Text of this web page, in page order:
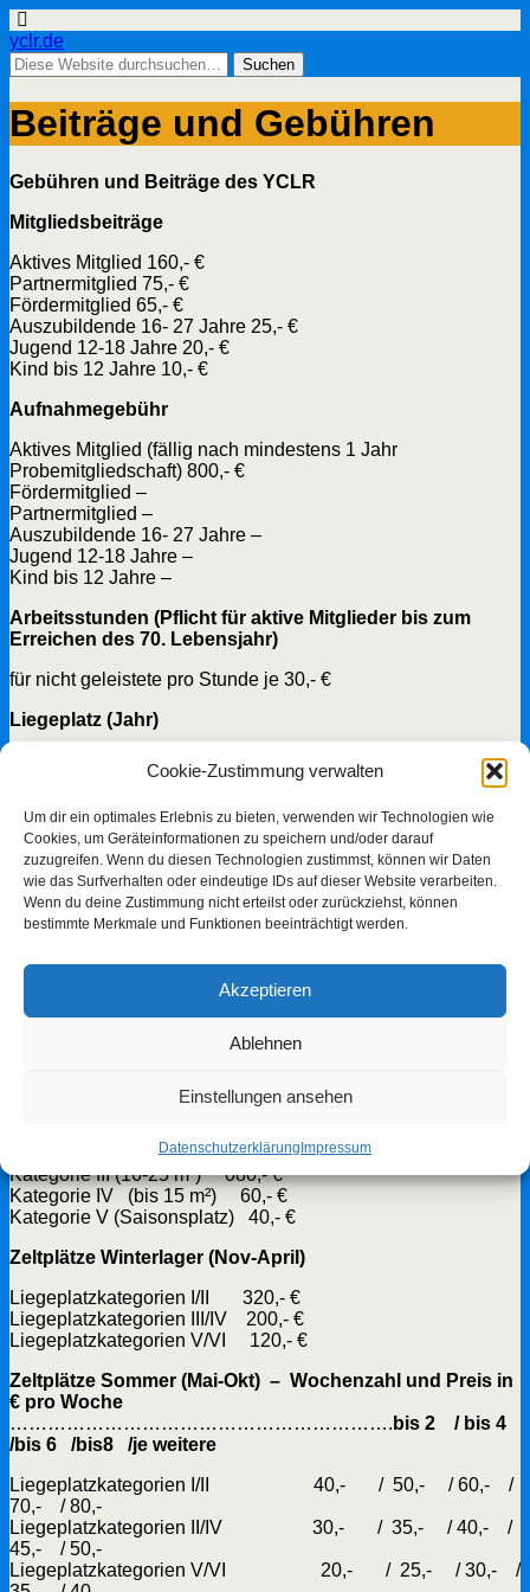
Cookie-Zustimmung verwalten
Um dir ein optimales Erlebnis zu bieten, verwenden wir Technologien wie
Cookies, um Geräteinformationen zu speichern und/oder darauf
zuzugreifen. Wenn du diesen Technologien zustimmst, können wir Daten
wie das Surfverhalten oder eindeutige IDs auf dieser Website verarbeiten.
Wenn du deine Zustimmung nicht erteilst oder zurückziehst, können
bestimmte Merkmale und Funktionen beeinträchtigt werden.
Akzeptieren
Ablehnen
Einstellungen ansehen
DatenschutzerklärungImpressum
yclr.de
Beiträge und Gebühren
Gebühren und Beiträge des YCLR
Mitgliedsbeiträge
Aktives Mitglied 160,- €
Partnermitglied 75,- €
Fördermitglied 65,- €
Auszubildende 16- 27 Jahre 25,- €
Jugend 12-18 Jahre 20,- €
Kind bis 12 Jahre 10,- €
Aufnahmegebühr
Aktives Mitglied (fällig nach mindestens 1 Jahr
Probemitgliedschaft) 800,- €
Fördermitglied –
Partnermitglied –
Auszubildende 16- 27 Jahre –
Jugend 12-18 Jahre –
Kind bis 12 Jahre –
Arbeitsstunden (Pflicht für aktive Mitglieder bis zum
Erreichen des 70. Lebensjahr)
für nicht geleistete pro Stunde je 30,- €
Liegeplatz (Jahr)
Kategorie I (4,50m x 14,95m = 15 to)* 880,- €
Kategorie II (3,70m x 14,00m = 12 to)* 780,- €
Kategorie IV (3,20m x 10,00m = 6 to)* 615,- €
Kategorie V (2,50m x 8,00m = 3 to)* 470,- €
Kategorie VI (2,20m x 7,00m = 2 to)* 360,- €
*zuzuglich Umlage Wasserpacht
Gäste
Tag: Boot pro Meter 2,00 € + 2 € Strompauschale
längere Liegezeiten ab 1 Monat:
Gebühren Geländestellplätze (Jahr)
Kategorie II (26-35 m²) 160,- €
Kategorie III (16-25 m²) 080,- €
Kategorie IV (bis 15 m²) 60,- €
Kategorie V (Saisonsplatz) 40,- €
Zeltplätze Winterlager (Nov-April)
Liegeplatzkategorien I/II 320,- €
Liegeplatzkategorien III/IV 200,- €
Liegeplatzkategorien V/VI 120,- €
Zeltplätze Sommer (Mai-Okt) – Wochenzahl und Preis in
€ pro Woche
……………………………………………………. bis 2 / bis 4
/bis 6 /bis8 /je weitere
Liegeplatzkategorien I/II 40,- / 50,- / 60,- /
70,- / 80,-
Liegeplatzkategorien II/IV 30,- / 35,- / 40,- /
45,- / 50,-
Liegeplatzkategorien V/VI 20,- / 25,- / 30,- /